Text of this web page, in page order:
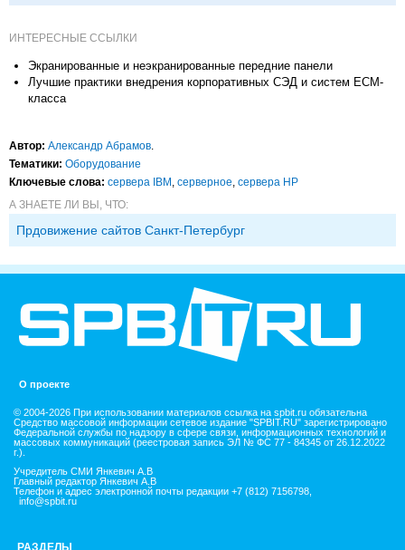
ИНТЕРЕСНЫЕ ССЫЛКИ
Экранированные и неэкранированные передние панели
Лучшие практики внедрения корпоративных СЭД и систем ЕСМ-
класса
Автор: Александр Абрамов
Тематики: Оборудование
Ключевые слова: сервера IBM серверное сервера HP
А ЗНАЕТЕ ЛИ ВЫ, ЧТО:
Прдовижение сайтов Санкт-Петербург
О проекте
© 2004-2026 При использовании материалов ссылка на spbit.ru обязательна
Средство массовой информации сетевое издание "SPBIT.RU" зарегистрировано
Федеральной службы по надзору в сфере связи, информационных технологий и
массовых коммуникаций (реестровая запись ЭЛ № ФС 77 - 84345 от 26.12.2022
г.).
Учредитель СМИ Янкевич А.В
Главный редактор Янкевич А.В
Телефон и адрес электронной почты редакции +7 (812) 7156798,
info@spbit.ru
РАЗДЕЛЫ